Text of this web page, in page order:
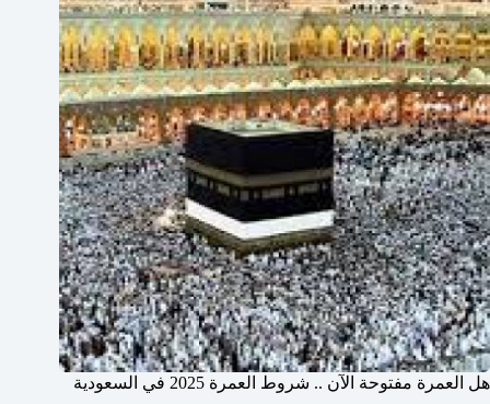
هل العمرة مفتوحة الآن .. شروط العمرة 2025 في السعودية